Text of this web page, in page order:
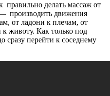
правильно делать массаж от
производить движения
от ладони к плечам, от
животу. Как только под
сразу перейти к соседнему